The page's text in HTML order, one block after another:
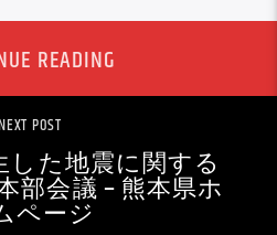
READING
POST
した地震に関する
部会議 – 熊本県ホ
ページ